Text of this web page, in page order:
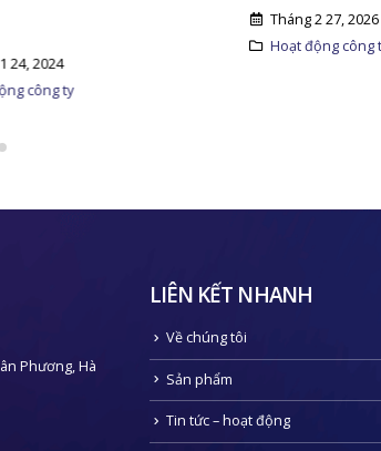
Tháng 2 27, 2026
Hoạt động công ty
Phương, Hà
LIÊN KẾT NHANH
Về chúng tôi
Sản phẩm
Tin tức – hoạt động